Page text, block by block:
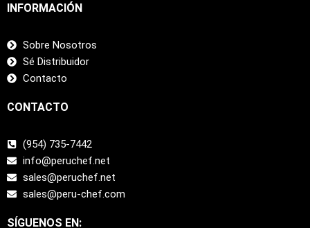
INFORMACIÓN
Sobre Nosotros
Sé Distribuidor
Contacto
CONTACTO
(954) 735-7442
info@peruchef.net
sales@peruchef.net
sales@peru-chef.com
SÍGUENOS EN: